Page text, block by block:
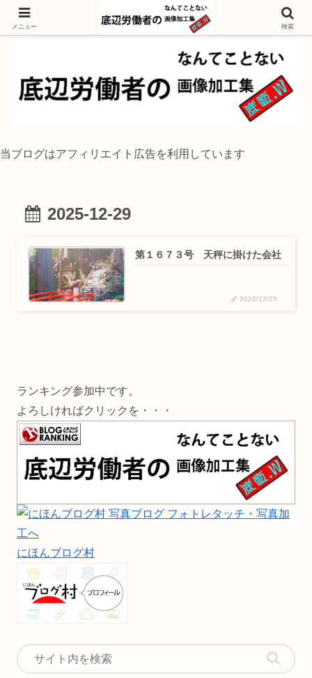
独身底辺おじさんが風景写真をイラスト風に加工するブログ
当ブログはアフィリエイト広告を利用しています
2025-12-29
第１６７３号 天秤に掛けた会社
2025/12/29
ランキング参加中です。
よろしければクリックを・・・
にほんブログ村
メニュー 検索